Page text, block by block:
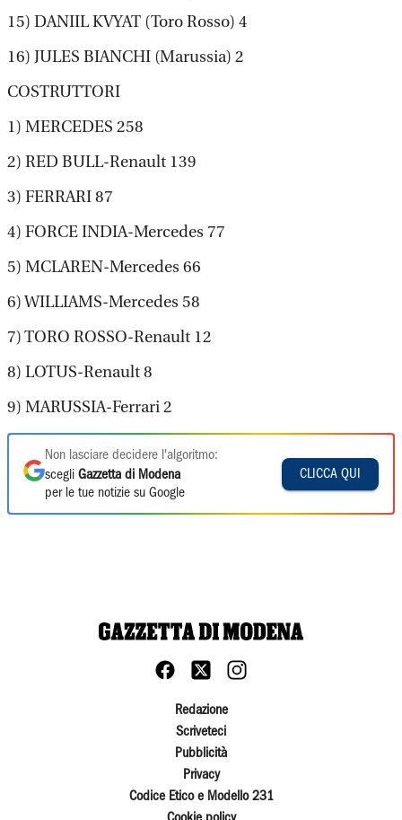
15) DANIIL KVYAT (Toro Rosso) 4
16) JULES BIANCHI (Marussia) 2
COSTRUTTORI
1) MERCEDES 258
2) RED BULL-Renault 139
3) FERRARI 87
4) FORCE INDIA-Mercedes 77
5) MCLAREN-Mercedes 66
6) WILLIAMS-Mercedes 58
7) TORO ROSSO-Renault 12
8) LOTUS-Renault 8
9) MARUSSIA-Ferrari 2
Non lasciare decidere l'algoritmo:
scegli Gazzetta di Modena
per le tue notizie su Google
CLICCA QUI
Redazione
Scriveteci
Pubblicità
Privacy
Codice Etico e Modello 231